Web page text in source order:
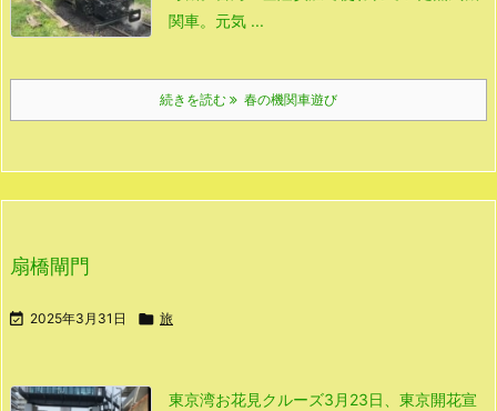
関車。 元気 ...
続きを読む 春の機関車遊び
扇橋閘門
 2025年3月31日  旅
東京湾お花見クルーズ3月23日、東京開花宣